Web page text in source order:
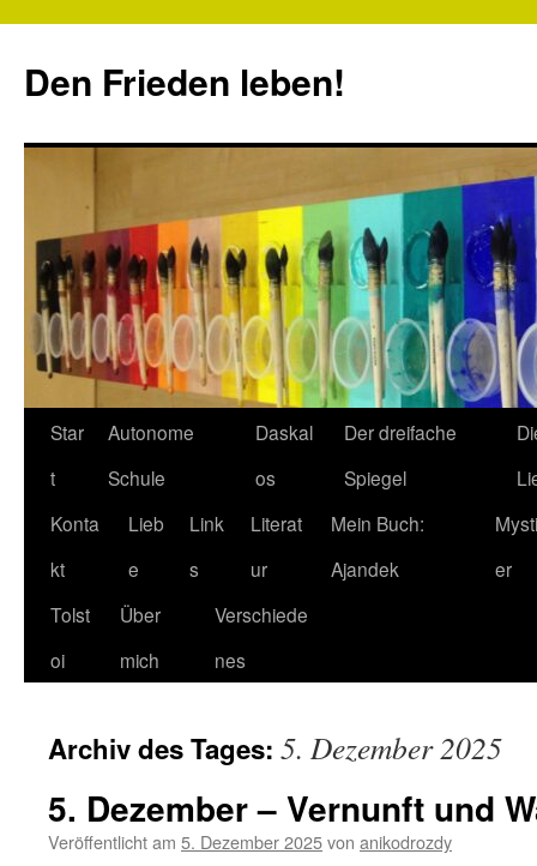
springen
Den Frieden leben!
Star
t
Autonome
Schule
Daskal
os
Der dreifache
Spiegel
Konta
kt
Lieb
e
Link
s
Literat
ur
Mein Buch:
Ajandek
er
Tolst
oi
Über
mich
Verschiede
nes
Archiv des Tages: 5. Dezember 2025
5. Dezember – Vernunft und
Veröffentlicht am 5. Dezember 2025von anikodrozdy